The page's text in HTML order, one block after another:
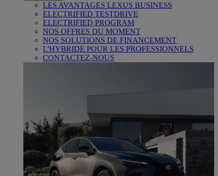
LES AVANTAGES LEXUS BUSINESS
ELECTRIFIED TESTDRIVE
ELECTRIFIED PROGRAM
NOS OFFRES DU MOMENT
NOS SOLUTIONS DE FINANCEMENT
L'HYBRIDE POUR LES PROFESSIONNELS
CONTACTEZ-NOUS